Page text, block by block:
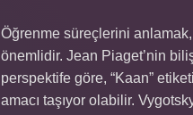
Öğrenme süreçlerini
önemlidir. Jean Piaget’nin
perspektife göre, “Kaan”
amacı taşıyor olabilir.